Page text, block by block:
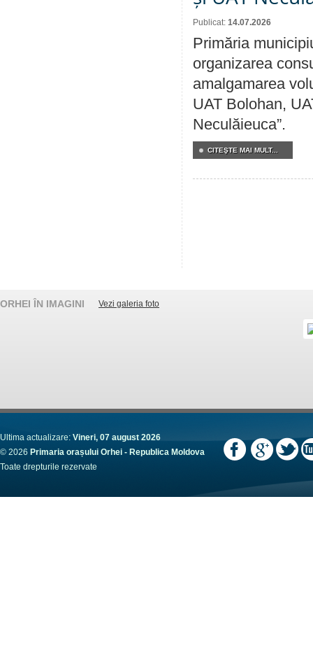
Publicat: 14.07.2026
Primăria
organizarea
amalgamarea
UAT Bolohan,
Neculăieuca”.
CITEŞTE MAI MULT...
ORHEI ÎN IMAGINI Vezi galeria foto
Ultima actualizare: Vineri, 07 august 2026
© 2026 Primaria orașului Orhei - Republica Moldova
Toate drepturile rezervate